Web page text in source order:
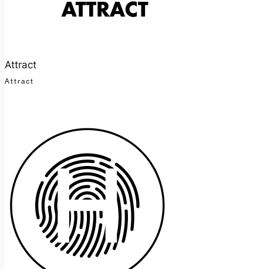
Attract
Attract